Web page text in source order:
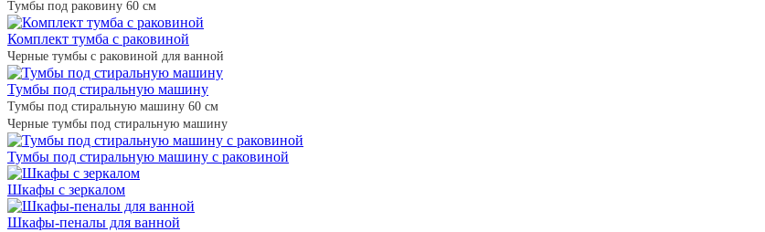
Тумбы под раковину 60 см
Комплект тумба с раковиной
Черные тумбы с раковиной для ванной
Тумбы под стиральную машину
Тумбы под стиральную машину 60 см
Черные тумбы под стиральную машину
Тумбы под стиральную машину с раковиной
Шкафы с зеркалом
Шкафы-пеналы для ванной